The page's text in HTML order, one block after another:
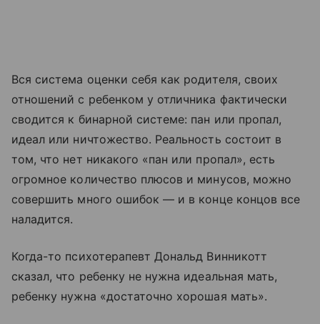
Вся система оценки себя как родителя, своих
отношений с ребенком у отличника фактически
сводится к бинарной системе: пан или пропал,
идеал или ничтожество. Реальность состоит в
том, что нет никакого «пан или пропал», есть
огромное количество плюсов и минусов, можно
совершить много ошибок — и в конце концов все
наладится.
Когда-то психотерапевт Дональд Винникотт
сказал, что ребенку не нужна идеальная мать,
ребенку нужна «достаточно хорошая мать».